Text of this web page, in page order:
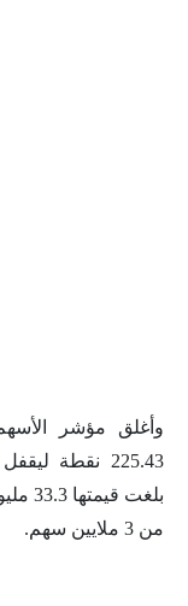
وأغلق مؤشر
من 3 ملايين سهم.